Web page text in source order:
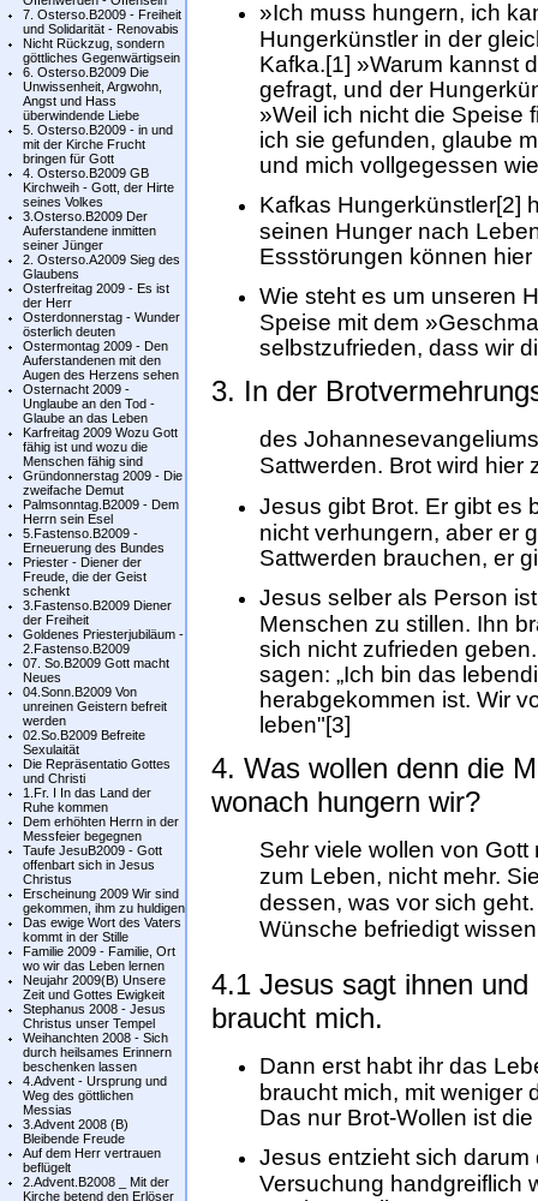
7. Osterso.B2009 - Freiheit
und Solidarität - Renovabis
Nicht Rückzug, sondern
göttliches Gegenwärtigsein
6. Osterso.B2009 Die
Unwissenheit, Argwohn,
Angst und Hass
überwindende Liebe
5. Osterso.B2009 - in und
mit der Kirche Frucht
bringen für Gott
4. Osterso.B2009 GB
Kirchweih - Gott, der Hirte
seines Volkes
3.Osterso.B2009 Der
Auferstandene inmitten
seiner Jünger
2. Osterso.A2009 Sieg des
Glaubens
Osterfreitag 2009 - Es ist
der Herr
Osterdonnerstag - Wunder
österlich deuten
Ostermontag 2009 - Den
Auferstandenen mit den
Augen des Herzens sehen
Osternacht 2009 -
Unglaube an den Tod -
Glaube an das Leben
Karfreitag 2009 Wozu Gott
fähig ist und wozu die
Menschen fähig sind
Gründonnerstag 2009 - Die
zweifache Demut
Palmsonntag.B2009 - Dem
Herrn sein Esel
5.Fastenso.B2009 -
Erneuerung des Bundes
Priester - Diener der
Freude, die der Geist
schenkt
3.Fastenso.B2009 Diener
der Freiheit
Goldenes Priesterjubiläum -
2.Fastenso.B2009
07. So.B2009 Gott macht
Neues
04.Sonn.B2009 Von
unreinen Geistern befreit
werden
02.So.B2009 Befreite
Sexulaität
Die Repräsentatio Gottes
und Christi
1.Fr. I In das Land der
Ruhe kommen
Dem erhöhten Herrn in der
Messfeier begegnen
Taufe JesuB2009 - Gott
offenbart sich in Jesus
Christus
Erscheinung 2009 Wir sind
gekommen, ihm zu huldigen
Das ewige Wort des Vaters
kommt in der Stille
Familie 2009 - Familie, Ort
wo wir das Leben lernen
Neujahr 2009(B) Unsere
Zeit und Gottes Ewigkeit
Stephanus 2008 - Jesus
Christus unser Tempel
Weihanchten 2008 - Sich
durch heilsames Erinnern
beschenken lassen
4.Advent - Ursprung und
Weg des göttlichen
Messias
3.Advent 2008 (B)
Bleibende Freude
Auf dem Herr vertrauen
beflügelt
2.Advent.B2008 _ Mit der
Kirche betend den Erlöser
»Ich muss hungern, ich
Hungerkünstler in der
Kafka.[1] »Warum kannst
gefragt, und der
»Weil ich nicht die Speise
ich sie gefunden, glaube
und mich vollgegessen
Kafkas Hungerkünstler[2]
seinen Hunger nach
Essstörungen können
Wie steht es um unseren
Speise mit dem
selbstzufrieden, dass wir
3. In der
des
Sattwerden. Brot wird hier
Jesus gibt Brot. Er gibt es
nicht verhungern, aber er
Sattwerden brauchen, er
Jesus selber als Person
Menschen zu stillen. Ihn
sich nicht zufrieden
sagen: „Ich bin das
herabgekommen ist. Wir
leben"[3]
4. Was wollen denn die
wonach hungern wir?
Sehr viele wollen von
zum Leben, nicht mehr.
dessen, was vor sich
Wünsche befriedigt
4.1 Jesus sagt ihnen
braucht mich.
Dann erst habt ihr das
braucht mich, mit weniger
Das nur Brot-Wollen ist
Jesus entzieht sich
Versuchung handgreiflich